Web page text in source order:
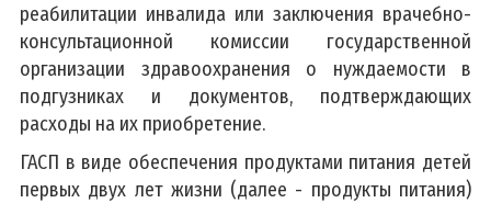
реабилитации инвалида или заключения врачебно-
консультационной комиссии государственной
организации здравоохранения о нуждаемости в
подгузниках и документов, подтверждающих
расходы на их приобретение.
ГАСП в виде обеспечения продуктами питания детей
первых двух лет жизни (далее - продукты питания)